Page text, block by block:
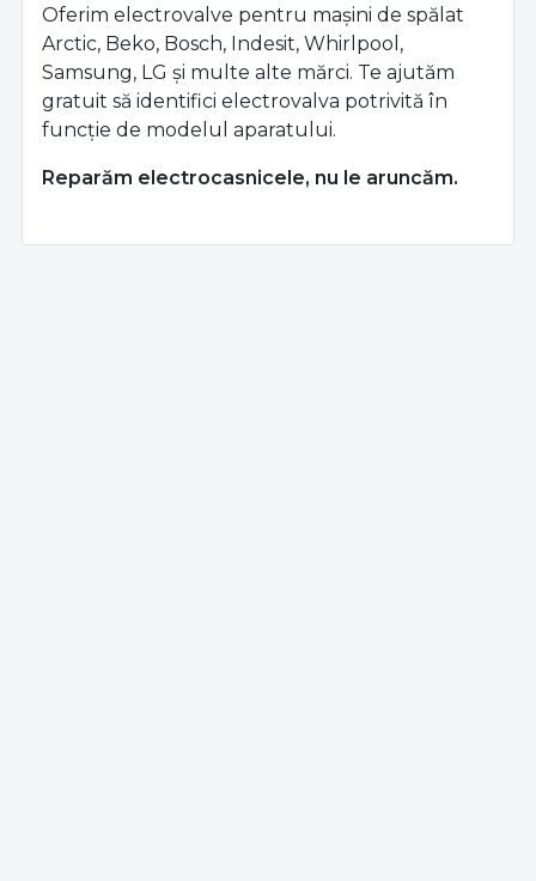
Oferim electrovalve pentru mașini de spălat
Arctic, Beko, Bosch, Indesit, Whirlpool,
Samsung, LG și multe alte mărci. Te ajutăm
gratuit să identifici electrovalva potrivită în
funcție de modelul aparatului.
Reparăm electrocasnicele, nu le aruncăm.